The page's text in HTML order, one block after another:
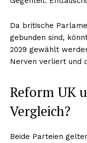
Da britische
gebunden sind,
2029 gewählt
Nerven verliert und
Reform UK
Vergleich?
Beide Parteien